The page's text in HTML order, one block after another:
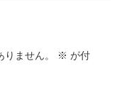
ません。 ※ が付